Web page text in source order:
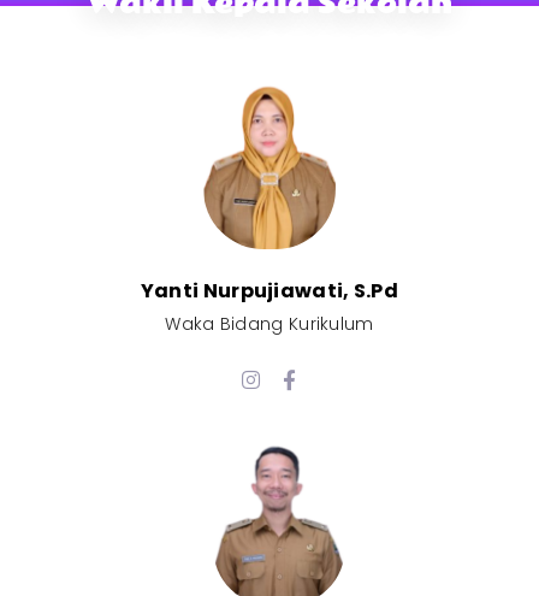
Yanti Nurpujiawati, S.Pd
Waka Bidang Kurikulum